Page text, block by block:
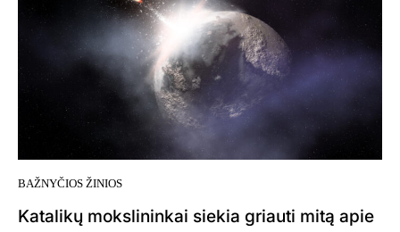
BAŽNYČIOS ŽINIOS
Katalikų mokslininkai siekia griauti mitą apie